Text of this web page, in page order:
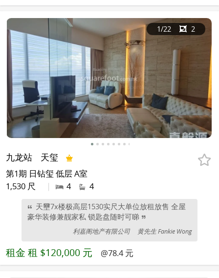
1/22 2
九龙站 天玺
第1期 日钻玺 低层 A室
1,530 尺
| 4 4
天壐7x楼极高层1530实尺大单位放租放售 全屋
豪华装修兼靓家私 锁匙盘随时可睇
利嘉阁地产有限公司 黄先生 Fankie Wong
租金 租 $120,000 元 @78.4 元